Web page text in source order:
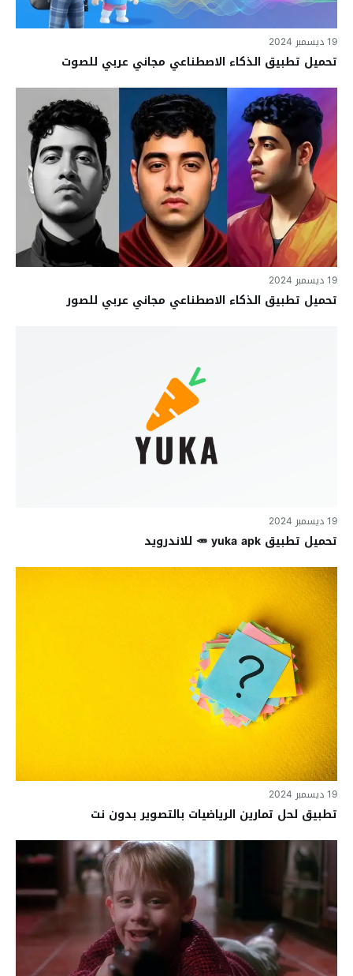
19 ديسمبر 2024
تحميل تطبيق الذكاء الاصطناعي مجاني عربي للصوت
19 ديسمبر 2024
تحميل تطبيق الذكاء الاصطناعي مجاني عربي للصور
19 ديسمبر 2024
تحميل تطبيق yuka apk 🥕 للاندرويد
19 ديسمبر 2024
تطبيق لحل تمارين الرياضيات بالتصوير بدون نت